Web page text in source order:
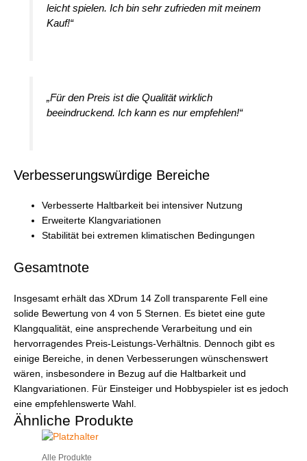
leicht spielen. Ich bin sehr zufrieden mit meinem
Kauf!“
„Für den Preis ist die Qualität wirklich
beeindruckend. Ich kann es nur empfehlen!“
Verbesserungswürdige Bereiche
Verbesserte Haltbarkeit bei intensiver Nutzung
Erweiterte Klangvariationen
Stabilität bei extremen klimatischen Bedingungen
Gesamtnote
Insgesamt erhält das XDrum 14 Zoll transparente Fell eine
solide Bewertung von 4 von 5 Sternen. Es bietet eine gute
Klangqualität, eine ansprechende Verarbeitung und ein
hervorragendes Preis-Leistungs-Verhältnis. Dennoch gibt es
einige Bereiche, in denen Verbesserungen wünschenswert
wären, insbesondere in Bezug auf die Haltbarkeit und
Klangvariationen. Für Einsteiger und Hobbyspieler ist es jedoch
eine empfehlenswerte Wahl.
Ähnliche Produkte
Alle Produkte